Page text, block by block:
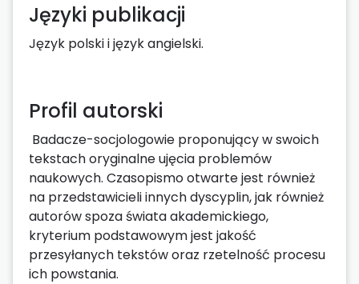
Języki publikacji
Język polski i język angielski.
Profil autorski
Badacze-socjologowie proponujący w swoich
tekstach oryginalne ujęcia problemów
naukowych. Czasopismo otwarte jest również
na przedstawicieli innych dyscyplin, jak również
autorów spoza świata akademickiego,
kryterium podstawowym jest jakość
przesyłanych tekstów oraz rzetelność procesu
ich powstania.